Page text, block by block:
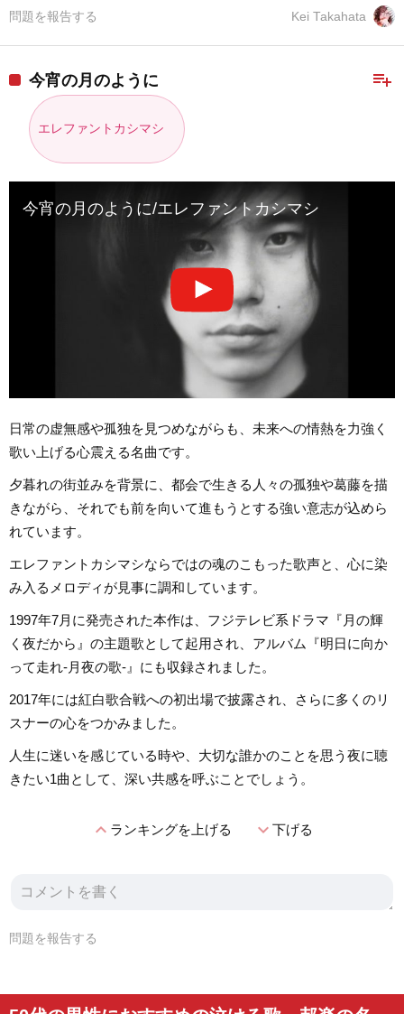
Kei Takahata
問題を報告する
playlist_add
今宵の月のように
エレファントカシマシ
今宵の月のように/エレファントカシマシ
日常の虚無感や孤独を見つめながらも、未来への情熱を力強く
歌い上げる心震える名曲です。
夕暮れの街並みを背景に、都会で生きる人々の孤独や葛藤を描
きながら、それでも前を向いて進もうとする強い意志が込めら
れています。
エレファントカシマシならではの魂のこもった歌声と、心に染
み入るメロディが見事に調和しています。
1997年7月に発売された本作は、フジテレビ系ドラマ『月の輝
く夜だから』の主題歌として起用され、アルバム『明日に向か
って走れ-月夜の歌-』にも収録されました。
2017年には紅白歌合戦への初出場で披露され、さらに多くのリ
スナーの心をつかみました。
人生に迷いを感じている時や、大切な誰かのことを思う夜に聴
きたい1曲として、深い共感を呼ぶことでしょう。
expand_lessランキングを上げる expand_more下げる
問題を報告する